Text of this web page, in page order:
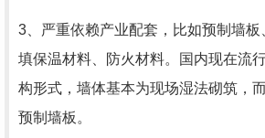
3、严重依赖产业配套，比如预制墙板
填保温材料、防火材料。国内现在流
构形式，墙体基本为现场湿法砌筑，
预制墙板。